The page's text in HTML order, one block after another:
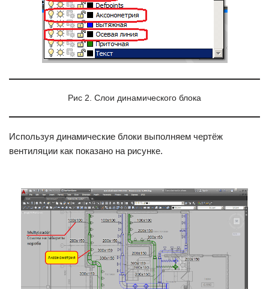
Рис 2. Слои динамического блока
Используя динамические блоки выполняем чертёж
вентиляции как показано на рисунке.